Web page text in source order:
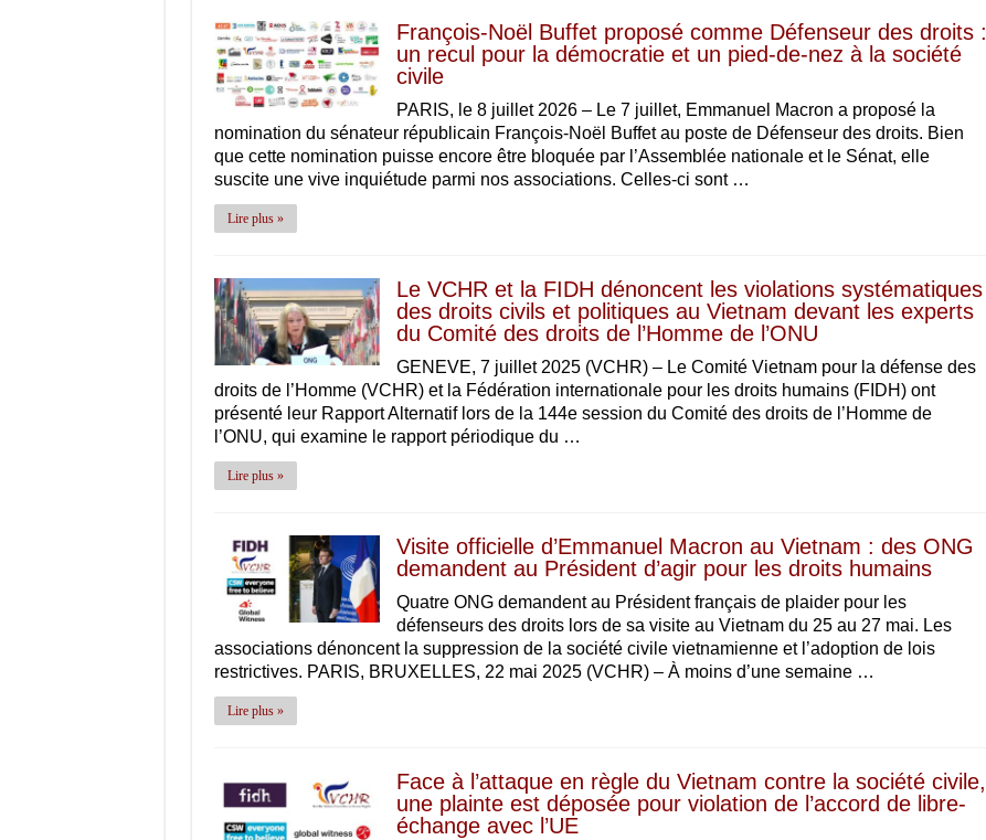
François-Noël Buffet proposé comme Défenseur des droits :
un recul pour la démocratie et un pied-de-nez à la société
civile
PARIS, le 8 juillet 2026 – Le 7 juillet, Emmanuel Macron a proposé la
nomination du sénateur républicain François-Noël Buffet au poste de Défenseur des droits. Bien
que cette nomination puisse encore être bloquée par l’Assemblée nationale et le Sénat, elle
suscite une vive inquiétude parmi nos associations. Celles-ci sont …
Lire plus »
Le VCHR et la FIDH dénoncent les violations systématiques
des droits civils et politiques au Vietnam devant les experts
du Comité des droits de l’Homme de l’ONU
GENEVE, 7 juillet 2025 (VCHR) – Le Comité Vietnam pour la défense des
droits de l’Homme (VCHR) et la Fédération internationale pour les droits humains (FIDH) ont
présenté leur Rapport Alternatif lors de la 144e session du Comité des droits de l’Homme de
l’ONU, qui examine le rapport périodique du …
Lire plus »
Visite officielle d’Emmanuel Macron au Vietnam : des ONG
demandent au Président d’agir pour les droits humains
Quatre ONG demandent au Président français de plaider pour les
défenseurs des droits lors de sa visite au Vietnam du 25 au 27 mai. Les
associations dénoncent la suppression de la société civile vietnamienne et l’adoption de lois
restrictives. PARIS, BRUXELLES, 22 mai 2025 (VCHR) – À moins d’une semaine …
Lire plus »
Face à l’attaque en règle du Vietnam contre la société civile,
une plainte est déposée pour violation de l’accord de libre-
échange avec l’UE